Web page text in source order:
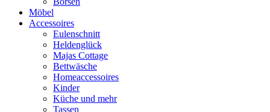
Möbel
Accessoires
Eulenschnitt
Heldenglück
Majas Cottage
Bettwäsche
Homeaccessoires
Kinder
Küche und mehr
Tassen